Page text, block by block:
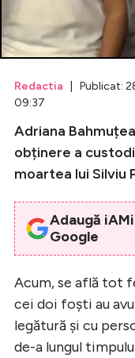
Intră
Redactia | Publicat:
09:37
Adriana
obținere a
moartea lui Silviu
Adaugă
Google
Acum, se află tot
cei doi foști au
legătură și cu
de-a lungul